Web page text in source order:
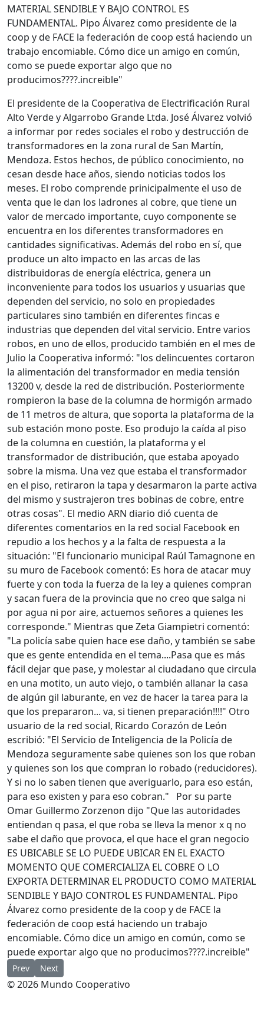
MATERIAL SENDIBLE Y BAJO CONTROL ES
FUNDAMENTAL. Pipo Álvarez como presidente de la
coop y de FACE la federación de coop está haciendo un
trabajo encomiable. Cómo dice un amigo en común,
como se puede exportar algo que no
producimos????.increible"
El presidente de la Cooperativa de Electrificación Rural
Alto Verde y Algarrobo Grande Ltda. José Álvarez volvió
a informar por redes sociales el robo y destrucción de
transformadores en la zona rural de San Martín,
Mendoza. Estos hechos, de público conocimiento, no
cesan desde hace años, siendo noticias todos los
meses. El robo comprende prinicipalmente el uso de
venta que le dan los ladrones al cobre, que tiene un
valor de mercado importante, cuyo componente se
encuentra en los diferentes transformadores en
cantidades significativas. Además del robo en sí, que
produce un alto impacto en las arcas de las
distribuidoras de energía eléctrica, genera un
inconveniente para todos los usuarios y usuarias que
dependen del servicio, no solo en propiedades
particulares sino también en diferentes fincas e
industrias que dependen del vital servicio. Entre varios
robos, en uno de ellos, producido también en el mes de
Julio la Cooperativa informó: "los delincuentes cortaron
la alimentación del transformador en media tensión
13200 v, desde la red de distribución. Posteriormente
rompieron la base de la columna de hormigón armado
de 11 metros de altura, que soporta la plataforma de la
sub estación mono poste. Eso produjo la caída al piso
de la columna en cuestión, la plataforma y el
transformador de distribución, que estaba apoyado
sobre la misma. Una vez que estaba el transformador
en el piso, retiraron la tapa y desarmaron la parte activa
del mismo y sustrajeron tres bobinas de cobre, entre
otras cosas". El medio ARN diario dió cuenta de
diferentes comentarios en la red social Facebook en
repudio a los hechos y a la falta de respuesta a la
situación: "El funcionario municipal Raúl Tamagnone en
su muro de Facebook comentó: Es hora de atacar muy
fuerte y con toda la fuerza de la ley a quienes compran
y sacan fuera de la provincia que no creo que salga ni
por agua ni por aire, actuemos señores a quienes les
corresponde." Mientras que Zeta Giampietri comentó:
"La policía sabe quien hace ese daño, y también se sabe
que es gente entendida en el tema....Pasa que es más
fácil dejar que pase, y molestar al ciudadano que circula
en una motito, un auto viejo, o también allanar la casa
de algún gil laburante, en vez de hacer la tarea para la
que los prepararon... va, si tienen preparación!!!!" Otro
usuario de la red social, Ricardo Corazón de León
escribió: "El Servicio de Inteligencia de la Policía de
Mendoza seguramente sabe quienes son los que roban
y quienes son los que compran lo robado (reducidores).
Y si no lo saben tienen que averiguarlo, para eso están,
para eso existen y para eso cobran." Por su parte
Omar Guillermo Zorzenon dijo "Que las autoridades
entiendan q pasa, el que roba se lleva la menor x q no
sabe el daño que provoca, el que hace el gran negocio
ES UBICABLE SE LO PUEDE UBICAR EN EL EXACTO
MOMENTO QUE COMERCIALIZA EL COBRE O LO
EXPORTA DETERMINAR EL PRODUCTO COMO MATERIAL
SENDIBLE Y BAJO CONTROL ES FUNDAMENTAL. Pipo
Álvarez como presidente de la coop y de FACE la
federación de coop está haciendo un trabajo
encomiable. Cómo dice un amigo en común, como se
puede exportar algo que no producimos????.increible"
Previous article: Cooperativas inauguran obra de fibra óptica
Prev Next article: Selva: Cooperativa Eléctrica, Servicios
Next
© 2026 Mundo Cooperativo